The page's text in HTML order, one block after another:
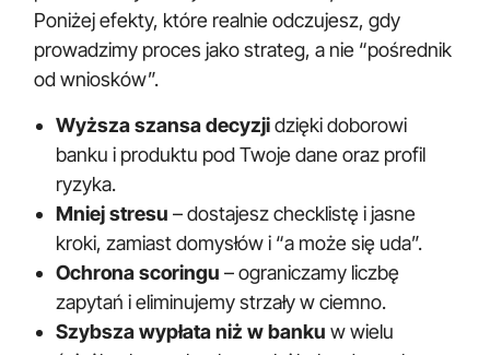
Poniżej efekty, które realnie odczujesz, gdy
prowadzimy proces jako strateg, a nie “pośrednik
od wniosków”.
Wyższa szansa decyzjidzięki doborowi
banku i produktu pod Twoje dane oraz profil
ryzyka.
Mniej stresu – dostajesz checklistę i jasne
kroki, zamiast domysłów i “a może się uda”.
Ochrona scoringu – ograniczamy liczbę
zapytań i eliminujemy strzały w ciemno.
Szybsza wypłata niż w banku w wielu